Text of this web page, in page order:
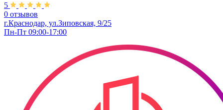
5
0 отзывов
г.Краснодар, ул.Зиповская, 9/25
Пн-Пт 09:00-17:00